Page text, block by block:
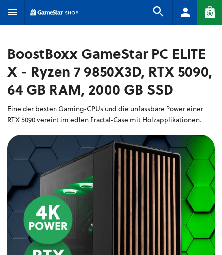
BoostBoxx GameStar PC ELITE
X - Ryzen 7 9850X3D, RTX 5090,
64 GB RAM, 2000 GB SSD
Eine der besten Gaming-CPUs und die unfassbare Power einer
RTX 5090 vereint im edlen Fractal-Case mit Holzapplikationen.